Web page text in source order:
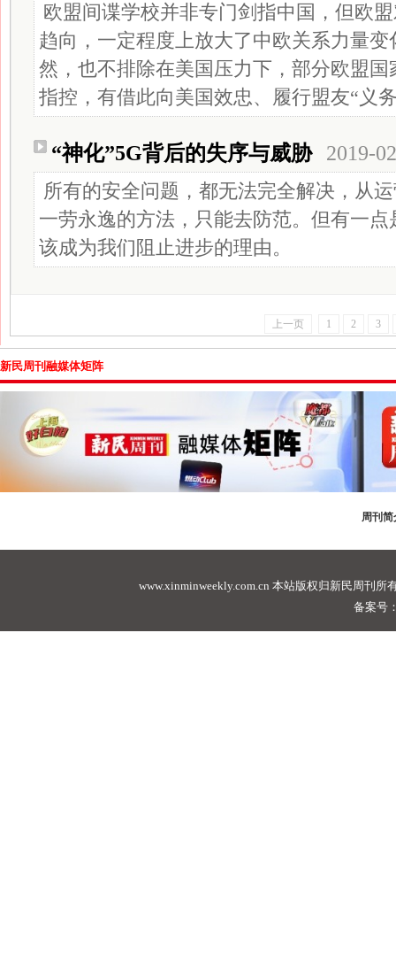
欧盟间谍学校并非专门剑指中国，但欧
趋向，一定程度上放大了中欧关系力量
然，也不排除在美国压力下，部分欧盟国
指控，有借此向美国效忠、履行盟友“义
“神化”5G背后的失序与威胁 2019-
所有的安全问题，都无法完全解决，从
一劳永逸的方法，只能去防范。但有一
该成为我们阻止进步的理由。
上一页 1 2 3
新民周刊融媒体矩阵
周刊简
www.xinminweekly.com.cn 本站版权归新民周刊所
备案号